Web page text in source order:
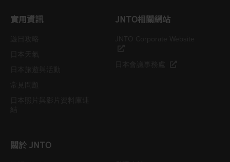
實用資訊 JNTO相關網站
關於 JNTO